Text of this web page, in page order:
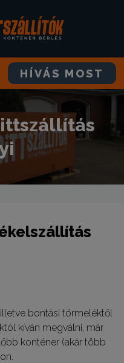
HÍVÁS MOST
bontási törmeléktől
kíván megválni, már
konténer (akár több